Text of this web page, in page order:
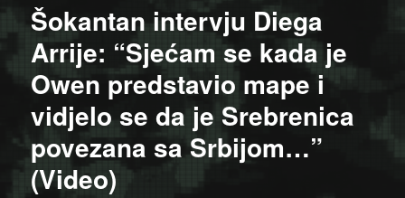
Šokantan intervju Diega
Arrije: “Sjećam se kada je
Owen predstavio mape i
vidjelo se da je Srebrenica
povezana sa Srbijom…”
(Video)